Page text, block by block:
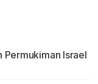
Permukiman Israel